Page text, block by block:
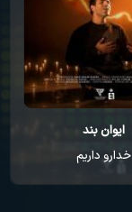
ایوان بند
خدارو داریم